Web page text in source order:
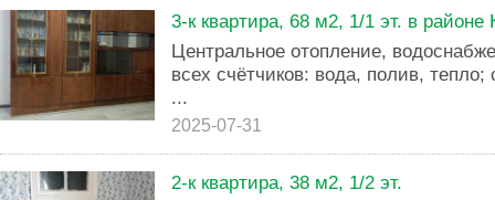
3-к квартира, 68 м2, 1/1 эт. в
Центральное отопление,
всех счётчиков: вода, полив, тепло;
...
2025-07-31
2-к квартира, 38 м2, 1/2 эт.